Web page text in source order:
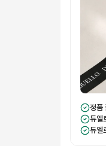
정품
듀엘
듀엘